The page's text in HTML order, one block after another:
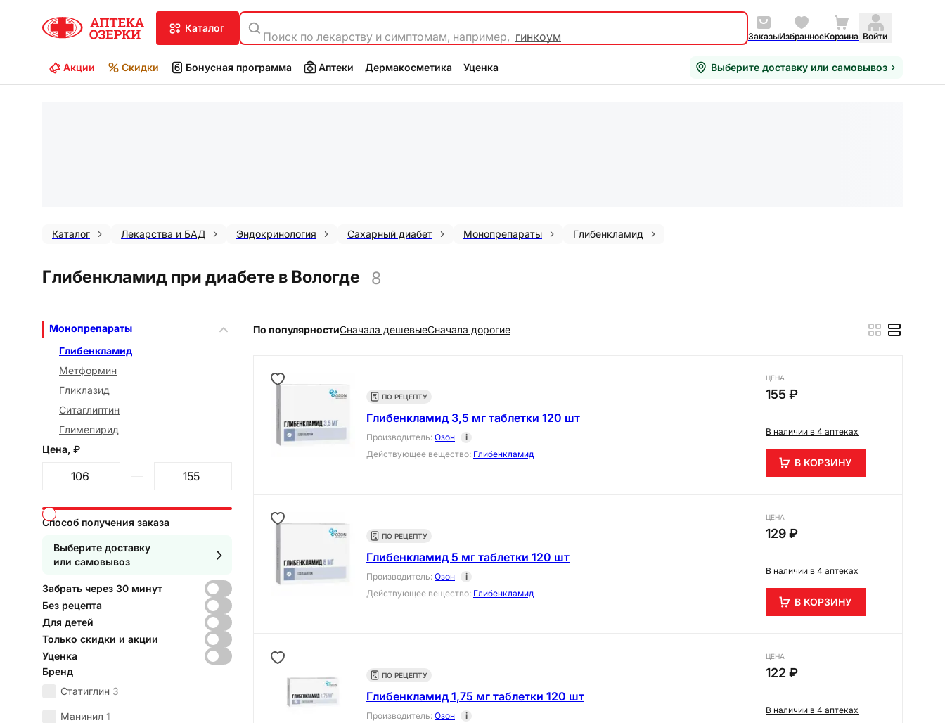
каталог
Поиск по лекарству и симптомам, например, гинкоум ЗаказыИзбранноеКорзина Войти
Акции Скидки Бонусная программа Аптеки Дермакосметика Уценка Выберите доставку или самовывоз
Каталог Лекарства и БАД Эндокринология Сахарный диабет Монопрепараты Глибенкламид
Глибенкламид при диабете в Вологде 8
Монопрепараты
Глибенкламид
Метформин
Гликлазид
Ситаглиптин
Глимепирид
Цена, ₽
Способ получения заказа
Выберите доставку
или самовывоз
Забрать через 30 минут
Без рецепта
Для детей
Только скидки и акции
Уценка
Бренд
Статиглин 3
Манинил 1
По популярностиCначала дешевыеCначала дорогие
ПО РЕЦЕПТУ
Глибенкламид 3,5 мг таблетки 120 шт
Производитель: Озон
i
Действующее вещество: Глибенкламид
ЦЕНА
155 ₽
В наличии в 4 аптеках
В КОРЗИНУ
ПО РЕЦЕПТУ
Глибенкламид 5 мг таблетки 120 шт
Производитель: Озон
i
Действующее вещество: Глибенкламид
ЦЕНА
129 ₽
В наличии в 4 аптеках
В КОРЗИНУ
ПО РЕЦЕПТУ
Глибенкламид 1,75 мг таблетки 120 шт
Производитель: Озон
i
ЦЕНА
122 ₽
В наличии в 4 аптеках